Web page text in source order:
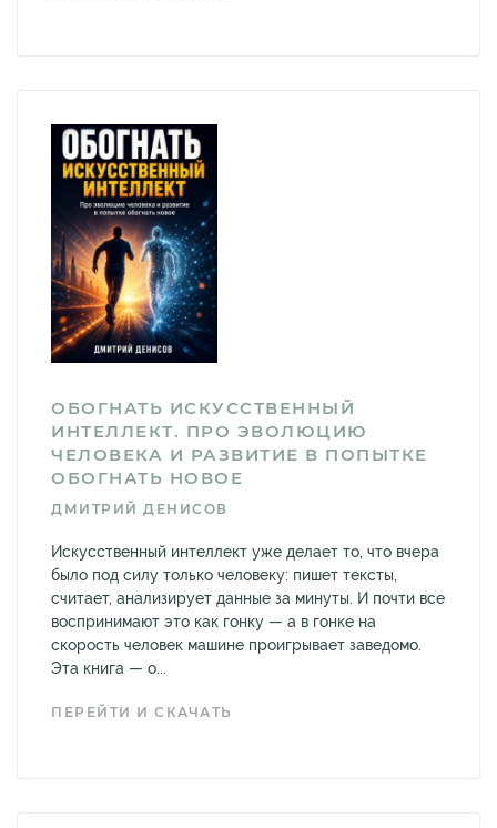
ОБОГНАТЬ ИСКУССТВЕННЫЙ
ИНТЕЛЛЕКТ. ПРО ЭВОЛЮЦИЮ
ЧЕЛОВЕКА И РАЗВИТИЕ В ПОПЫТКЕ
ОБОГНАТЬ НОВОЕ
ДМИТРИЙ ДЕНИСОВ
Искусственный интеллект уже делает то, что вчера
было под силу только человеку: пишет тексты,
считает, анализирует данные за минуты. И почти все
воспринимают это как гонку — а в гонке на
скорость человек машине проигрывает заведомо.
Эта книга — о...
ПЕРЕЙТИ И СКАЧАТЬ